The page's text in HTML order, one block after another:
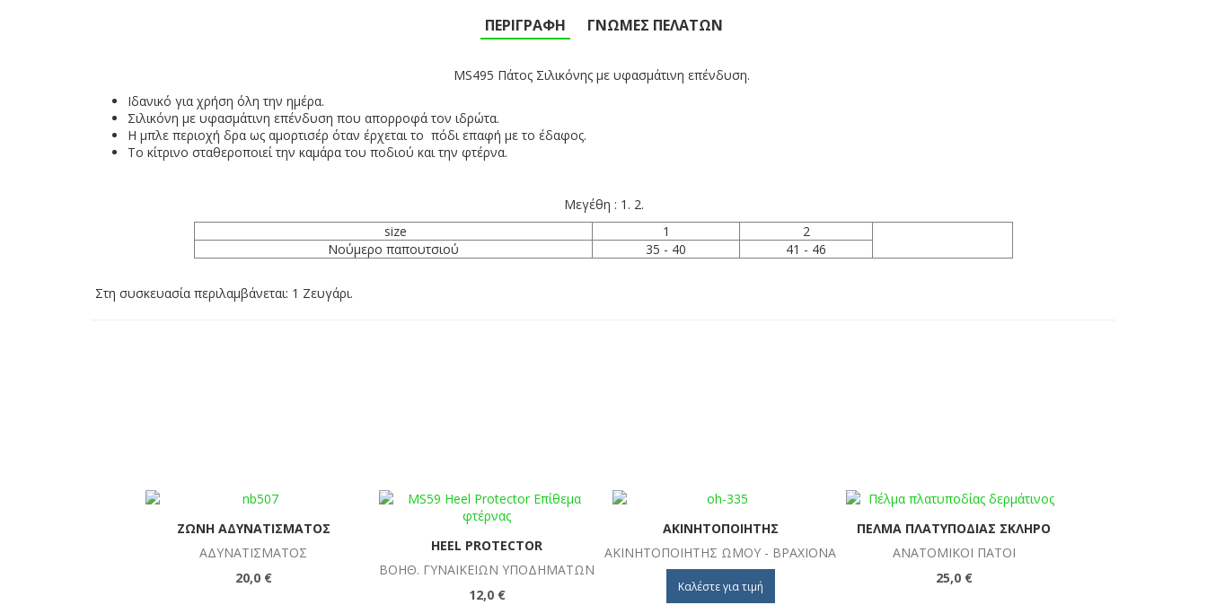
ΠΕΡΙΓΡΑΦΉ ΓΝΏΜΕΣ ΠΕΛΑΤΏΝ
MS495 Πάτος Σιλικόνης με υφασμάτινη επένδυση.
Ιδανικό για χρήση όλη την ημέρα.
Σιλικόνη με υφασμάτινη επένδυση που απορροφά τον ιδρώτα.
Η μπλε περιοχή δρα ως αμορτισέρ όταν έρχεται το πόδι επαφή με το έδαφος.
Το κίτρινο σταθεροποιεί την καμάρα του ποδιού και την φτέρνα.
Μεγέθη : 1. 2.
size
1
2
Νούμερο παπουτσιού
35 - 40 41 - 46
Στη συσκευασία περιλαμβάνεται: 1 Ζευγάρι.
ΖΏΝΗ ΑΔΥΝΑΤΊΣΜΑΤΟΣ
ΑΔΥΝΑΤΊΣΜΑΤΟΣ
20,0 €
HEEL PROTECTOR
ΒΟΗΘ. ΓΥΝΑΙΚΕΊΩΝ ΥΠΟΔΗΜΆΤΩΝ
12,0 €
ΑΚΙΝΗΤΟΠΟΙΗΤΉΣ
ΑΚΙΝΗΤΟΠΟΙΗΤΉΣ ΩΜΟΥ - ΒΡΑΧΊΟΝΑ
Καλέστε για τιμή
ΠΈΛΜΑ ΠΛΑΤΥΠΟΔΊΑΣ ΣΚΛΗΡΌ
ΑΝΑΤΟΜΙΚΟΊ ΠΆΤΟΙ
25,0 €